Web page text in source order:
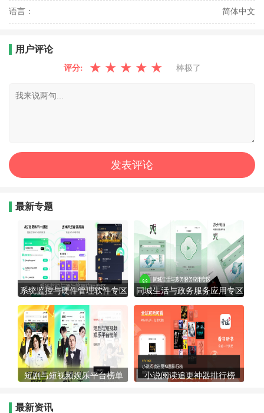
语言： 简体中文
用户评论
评分: ★ ★ ★ ★ ★ 棒极了
最新专题
系统监控与硬件管理软件专区 同城生活与政务服务应用专区
短剧与短视频娱乐平台榜单 小说阅读追更神器排行榜
最新资讯